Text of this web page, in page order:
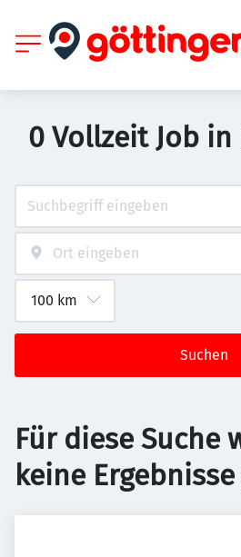
0 Vollzeit Job in
Suchen
Für diese Suche
keine